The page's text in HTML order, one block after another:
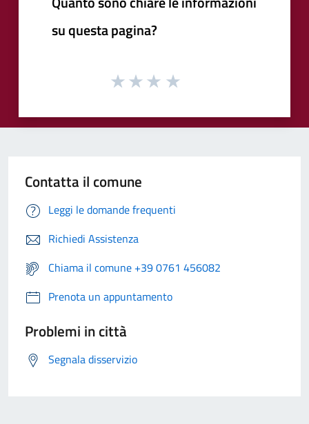
su questa pagina?
Contatta il comune
Leggi le domande frequenti
Richiedi Assistenza
Chiama il comune +39 0761 456082
Prenota un appuntamento
Problemi in città
Segnala disservizio